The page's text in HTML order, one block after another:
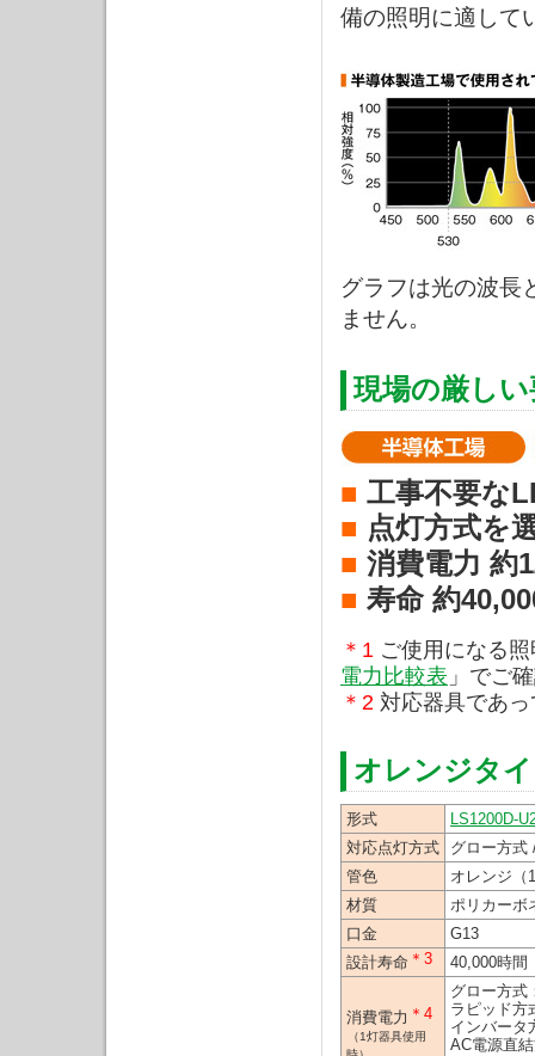
備の照明に適して
グラフは光の波長
ません。
現場の厳し
■ 工事不要な
■ 点灯方式を
■ 消費電力 約
■ 寿命 約
＊1 ご使用になる
電力比較表 」でご
＊2 対応器具であ
オレンジタ
形式
LS1200D-
対応点灯方式
グロー方式
管色
オレンジ（
材質
ポリカーボ
口金
G13
設計寿命 ＊3 40,000時
消費電力 ＊4
（1灯器具使用
グロー方式
ラピッド方
インバータ
AC電源直